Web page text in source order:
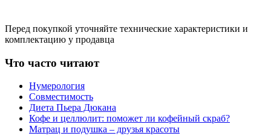
Перед покупкой уточняйте технические характеристики и
комплектацию у продавца
Что часто читают
Нумерология
Совместимость
Диета Пьера Дюкана
Кофе и целлюлит: поможет ли кофейный скраб?
Матрац и подушка – друзья красоты